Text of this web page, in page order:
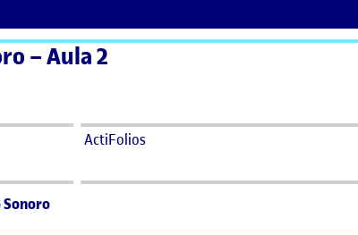
– Aula 2
ActiFolios
Sonoro